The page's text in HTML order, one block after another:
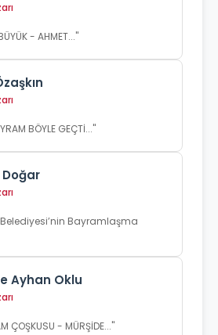
- AHMET..."
BÖYLE GEÇTİ..."
Bayramlaşma
Ayhan Oklu
ÇOŞKUSU - MÜRŞİDE..."